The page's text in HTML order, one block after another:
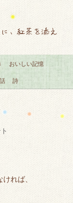
、紅茶を添え
おいしい記憶
詩
れば、